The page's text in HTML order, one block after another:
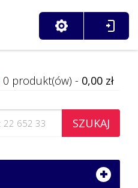
0 produkt(ów) - 0,00 zł
SZUKAJ